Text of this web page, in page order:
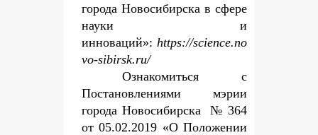
города Новосибирска в сфере
науки и
инноваций»: https://science.no
vo-sibirsk.ru/
Ознакомиться с
Постановлениями мэрии
города Новосибирска № 364
от 05.02.2019 «О Положении